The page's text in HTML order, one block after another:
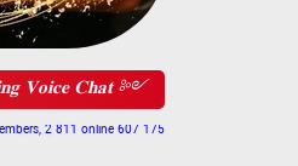
༺ 𝐌𝐞𝐞𝐭𝐢𝐧𝐠 𝐕𝐨𝐢𝐜𝐞 𝐂𝐡𝐚𝐭 ༻
175 607 members, 2 811 online